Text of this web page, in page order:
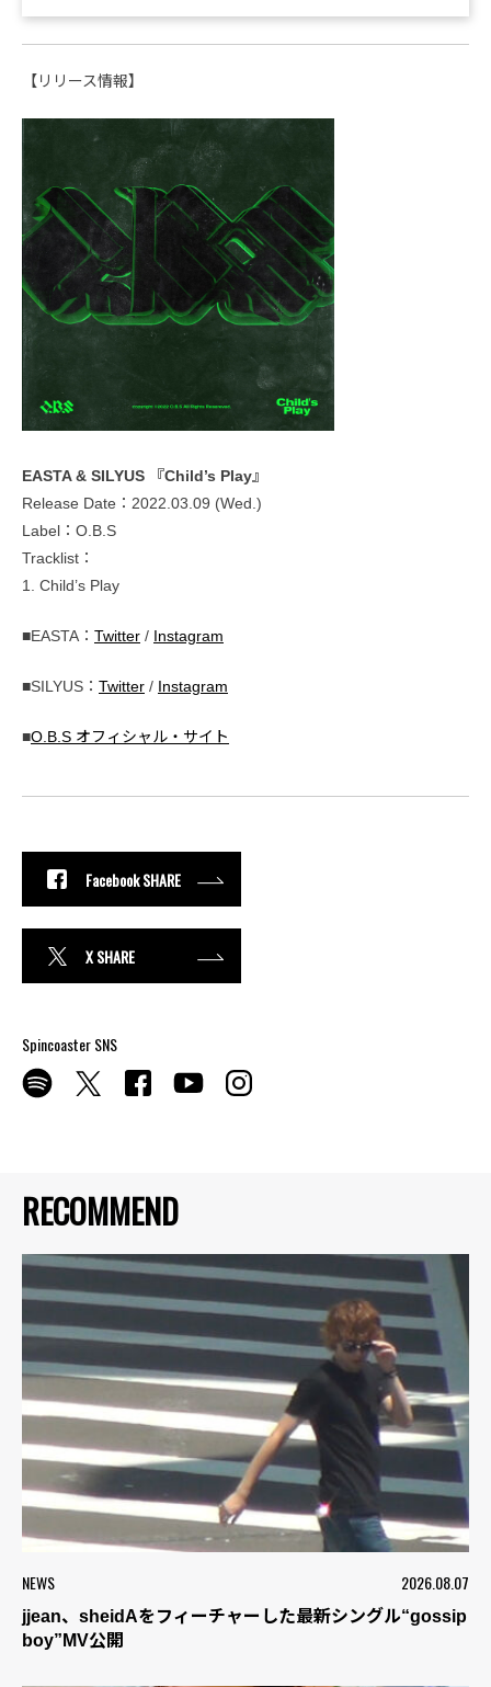
RECOMMEND
NEWS 2026.08.07
jjean、sheidAをフィーチャーした最新シングル“gossip
boy”MV公開
【リリース情報】
EASTA & SILYUS 『Child’s Play』
Release Date：2022.03.09 (Wed.)
Label：O.B.S
Tracklist：
1. Child’s Play
■EASTA： Twitter / Instagram
■SILYUS： Twitter / Instagram
■O.B.S オフィシャル・サイト
Facebook SHARE
X SHARE
Spincoaster SNS